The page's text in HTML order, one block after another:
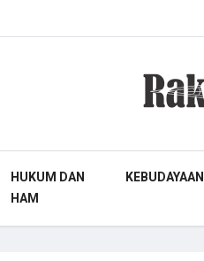
HUKUM DAN
HAM
KEBUDAYAAN